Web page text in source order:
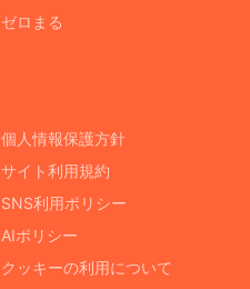
ゼロまる
個人情報保護方針
サイト利用規約
SNS利用ポリシー
AIポリシー
クッキーの利用について